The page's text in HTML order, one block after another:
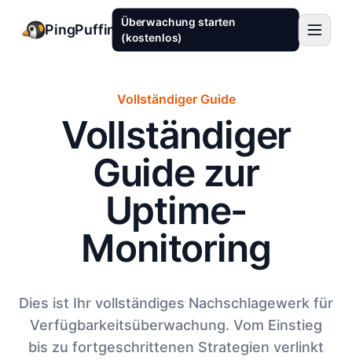
PingPuffin Überwachung starten
(kostenlos)
Vollständiger Guide
Vollständiger
Guide zur
Uptime-
Monitoring
Dies ist Ihr vollständiges Nachschlagewerk für
Verfügbarkeitsüberwachung. Vom Einstieg
bis zu fortgeschrittenen Strategien verlinkt